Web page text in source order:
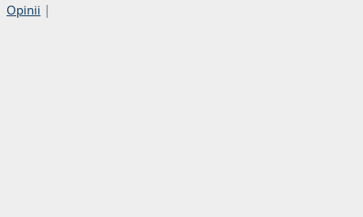
Opinii |